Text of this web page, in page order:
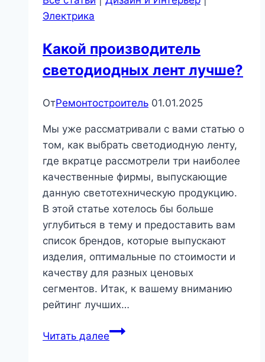
и
нее
зависит
еды
Бытовая
техника
Электрика
Какой производитель
светодиодных лент лучше?
ОтРемонтостроитель 01.01.2025
Мы уже рассматривали с вами статью о
том, как выбрать светодиодную ленту,
где вкратце рассмотрели три наиболее
качественные фирмы, выпускающие
данную светотехническую продукцию.
В этой статье хотелось бы больше
углубиться в тему и предоставить вам
список брендов, которые выпускают
изделия, оптимальные по стоимости и
качеству для разных ценовых
сегментов. Итак, к вашему вниманию
рейтинг лучших…
Читать далееКакой